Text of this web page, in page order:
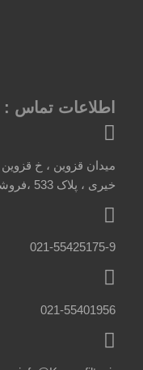
اطلاعات تماس :
میدان قزوین ، خ قزوین
خیری ، پلاک 533 ،فروشگاه کارگر فیلتر
021-55425175-9
021-55401956